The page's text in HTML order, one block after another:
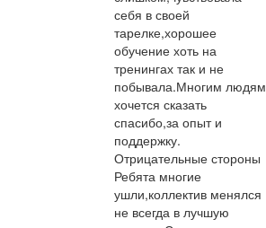
себя в своей
тарелке,хорошее
обучение хоть на
тренингах так и не
побывала.Многим людям
хочется сказать
спасибо,за опыт и
поддержку.
Отрицательные стороны
Ребята многие
ушли,коллектив менялся
не всегда в лучшую